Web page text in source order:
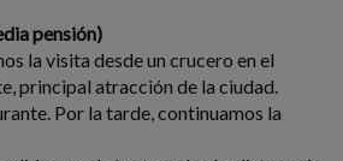
pensión)
la visita desde un crucero en el
principal atracción de la ciudad.
Por la tarde, continuamos la